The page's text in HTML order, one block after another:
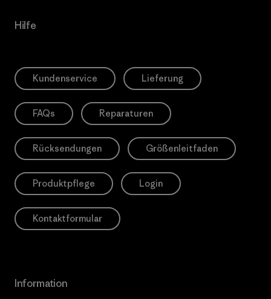
Hilfe
Kundenservice Lieferung
FAQs Reparaturen
Rücksendungen Größenleitfaden
Produktpflege Login
Kontaktformular
Information